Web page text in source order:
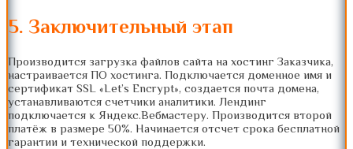
5. Заключительный этап
Производится загрузка файлов сайта на хостинг Заказчика,
настраивается ПО хостинга. Подключается доменное имя и
сертификат SSL «Let’s Encrypt», создается почта домена,
устанавливаются счетчики аналитики. Лендинг
подключается к Яндекс.Вебмастеру. Производится второй
платёж в размере 50%. Начинается отсчет срока бесплатной
гарантии и технической поддержки.